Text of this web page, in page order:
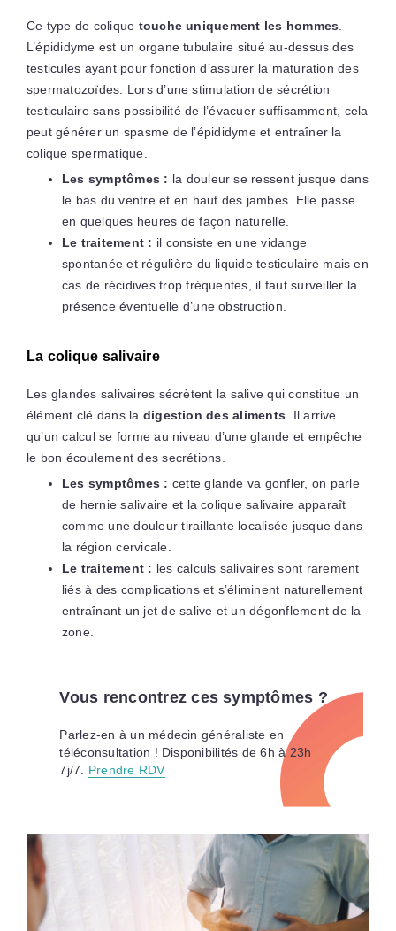
Ce type de colique touche uniquement les hommes.
L’épididyme est un organe tubulaire situé au-dessus des
testicules ayant pour fonction d’assurer la maturation des
spermatozoïdes. Lors d’une stimulation de sécrétion
testiculaire sans possibilité de l’évacuer suffisamment, cela
peut générer un spasme de l’épididyme et entraîner la
colique spermatique.
Les symptômes : la douleur se ressent jusque dans
le bas du ventre et en haut des jambes. Elle passe
en quelques heures de façon naturelle.
Le traitement : il consiste en une vidange
spontanée et régulière du liquide testiculaire mais en
cas de récidives trop fréquentes, il faut surveiller la
présence éventuelle d’une obstruction.
La colique salivaire
Les glandes salivaires sécrètent la salive qui constitue un
élément clé dans la digestion des aliments. Il arrive
qu’un calcul se forme au niveau d’une glande et empêche
le bon écoulement des secrétions.
Les symptômes : cette glande va gonfler, on parle
de hernie salivaire et la colique salivaire apparaît
comme une douleur tiraillante localisée jusque dans
la région cervicale.
Le traitement : les calculs salivaires sont rarement
liés à des complications et s’éliminent naturellement
entraînant un jet de salive et un dégonflement de la
zone.
Vous rencontrez ces symptômes ?
Parlez-en à un médecin généraliste en
téléconsultation ! Disponibilités de 6h à 23h
7j/7. Prendre RDV